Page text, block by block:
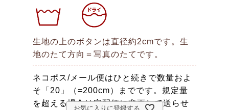
生地の上のボタンは直径約2cmです。生
地のたて方向＝写真のたてです。
ネコポス/メール便はひと続きで数量およ
そ「20」（=200cm）までです。規定量
を超える場合は宅配便に変更して送らせ
お気に入りに登録する